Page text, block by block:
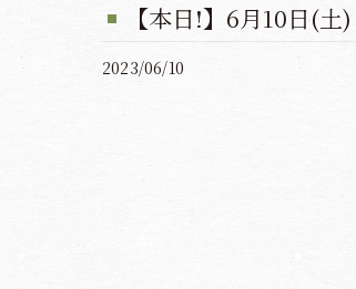
【本日!】6月10日(
2023/06/10